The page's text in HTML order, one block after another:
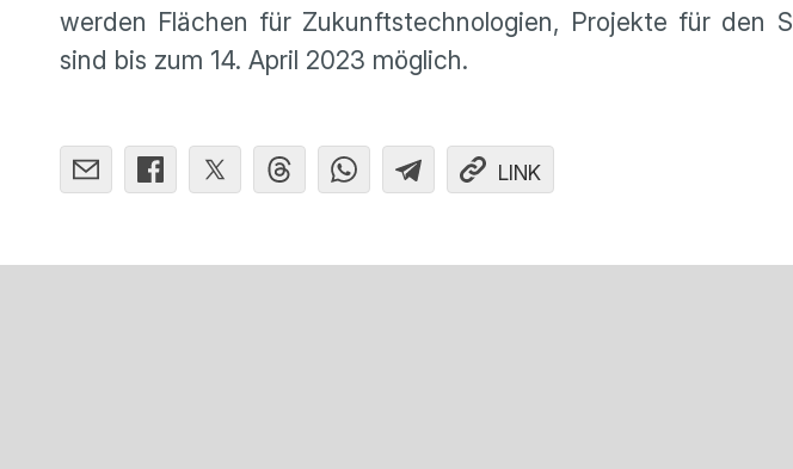
werden Flächen für Zukunftstechnologien, Projekte für den
sind bis zum 14. April 2023 möglich.
LINK